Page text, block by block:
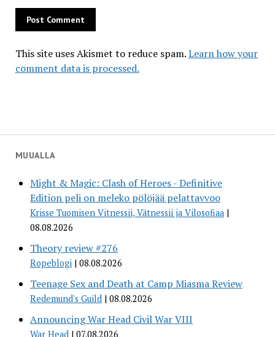
MUUALLA
Might & Magic: Clash of Heroes - Definitive
Edition peli on meleko pölöjää pelattavvoo
Krisse Tuomisen Vitnessii, Vätnessii ja Vilosofiaa
08.08.2026
Theory review #276
Ropeblogi 08.08.2026
Teenage Sex and Death at Camp Miasma Review
Redemund's Guild 08.08.2026
Announcing War Head Civil War VIII
War Head 07.08.2026
This site uses Akismet to reduce spam.Learn how your
comment data is processed.